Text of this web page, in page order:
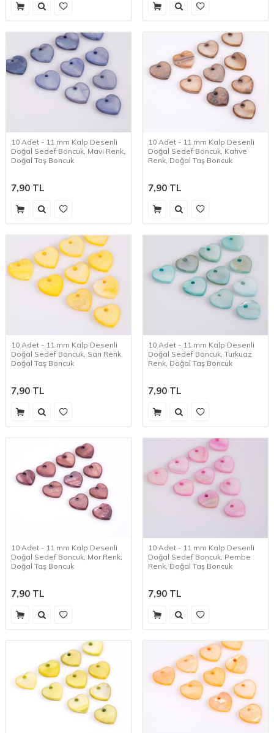
10 Adet - 11 mm Kalp Desenli
Doğal Sedef Boncuk, Mavi Renk,
Doğal Taş Boncuk
7,90 TL
10 Adet - 11 mm Kalp Desenli
Doğal Sedef Boncuk, Kahve
Renk, Doğal Taş Boncuk
7,90 TL
10 Adet - 11 mm Kalp Desenli
Doğal Sedef Boncuk, Sarı Renk,
Doğal Taş Boncuk
7,90 TL
10 Adet - 11 mm Kalp Desenli
Doğal Sedef Boncuk, Turkuaz
Renk, Doğal Taş Boncuk
7,90 TL
10 Adet - 11 mm Kalp Desenli
Doğal Sedef Boncuk, Mor Renk,
Doğal Taş Boncuk
7,90 TL
10 Adet - 11 mm Kalp Desenli
Doğal Sedef Boncuk, Pembe
Renk, Doğal Taş Boncuk
7,90 TL